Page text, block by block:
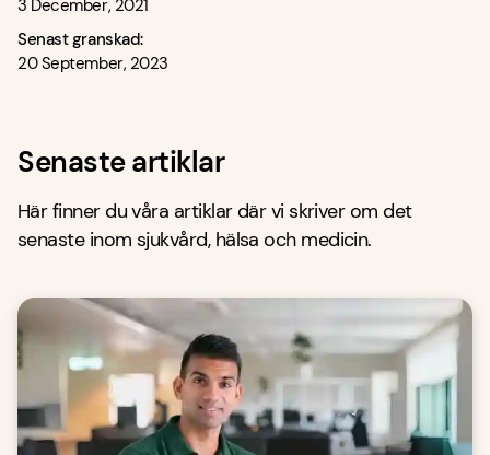
3 December, 2021
Senast granskad:
20 September, 2023
Senaste artiklar
Här finner du våra artiklar där vi skriver om det
senaste inom sjukvård, hälsa och medicin.